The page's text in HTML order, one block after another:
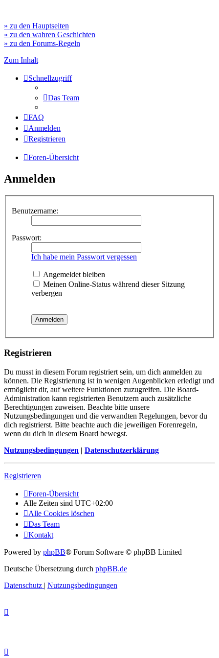
» zu den Hauptseiten
» zu den wahren Geschichten
» zu den Forums-Regeln
Zum Inhalt
Schnellzugriff
Das Team
FAQ
Anmelden
Registrieren
Foren-Übersicht
Anmelden
Benutzername:
Passwort:
Ich habe mein Passwort vergessen
Angemeldet bleiben
Meinen Online-Status während dieser Sitzung
verbergen
Registrieren
Du musst in diesem Forum registriert sein, um dich anmelden zu
können. Die Registrierung ist in wenigen Augenblicken erledigt und
ermöglicht dir, auf weitere Funktionen zuzugreifen. Die Board-
Administration kann registrierten Benutzern auch zusätzliche
Berechtigungen zuweisen. Beachte bitte unsere
Nutzungsbedingungen und die verwandten Regelungen, bevor du
dich registrierst. Bitte beachte auch die jeweiligen Forenregeln,
wenn du dich in diesem Board bewegst.
Nutzungsbedingungen | Datenschutzerklärung
Registrieren
Foren-Übersicht
Alle Zeiten sind UTC+02:00
Alle Cookies löschen
Das Team
Kontakt
Powered by phpBB® Forum Software © phpBB Limited
Deutsche Übersetzung durch phpBB.de
Datenschutz | Nutzungsbedingungen